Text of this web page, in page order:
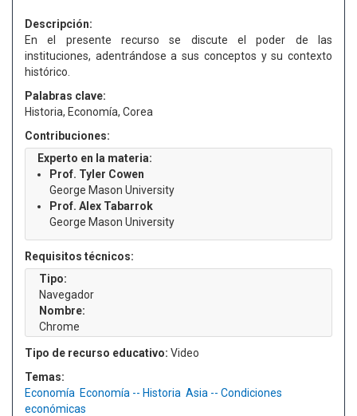
Descripción:
En el presente recurso se discute el poder de las
instituciones, adentrándose a sus conceptos y su contexto
histórico.
Palabras clave:
Historia, Economía, Corea
Contribuciones:
Experto en la materia:
Prof. Tyler Cowen
George Mason University
Prof. Alex Tabarrok
George Mason University
Requisitos técnicos:
Tipo:
Navegador
Nombre:
Chrome
Tipo de recurso educativo: Video
Temas:
Economía Economía -- Historia Asia -- Condiciones
económicas